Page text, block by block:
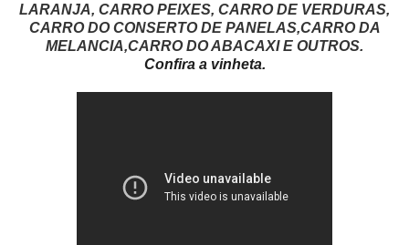
LARANJA, CARRO PEIXES, CARRO DE VERDURAS,
CARRO DO CONSERTO DE PANELAS,CARRO DA
MELANCIA,CARRO DO ABACAXI E OUTROS.
Confira a vinheta.